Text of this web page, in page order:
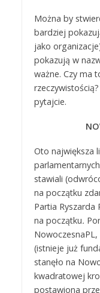
Można by
bardziej
jako
pokazują w
ważne. Czy ma
pytajcie.
Oto największa
stawiali
na początku
Partia
na początku.
(istnieje już
stanęło na
kwadratowej
postawiona